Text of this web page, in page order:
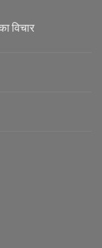
विचार